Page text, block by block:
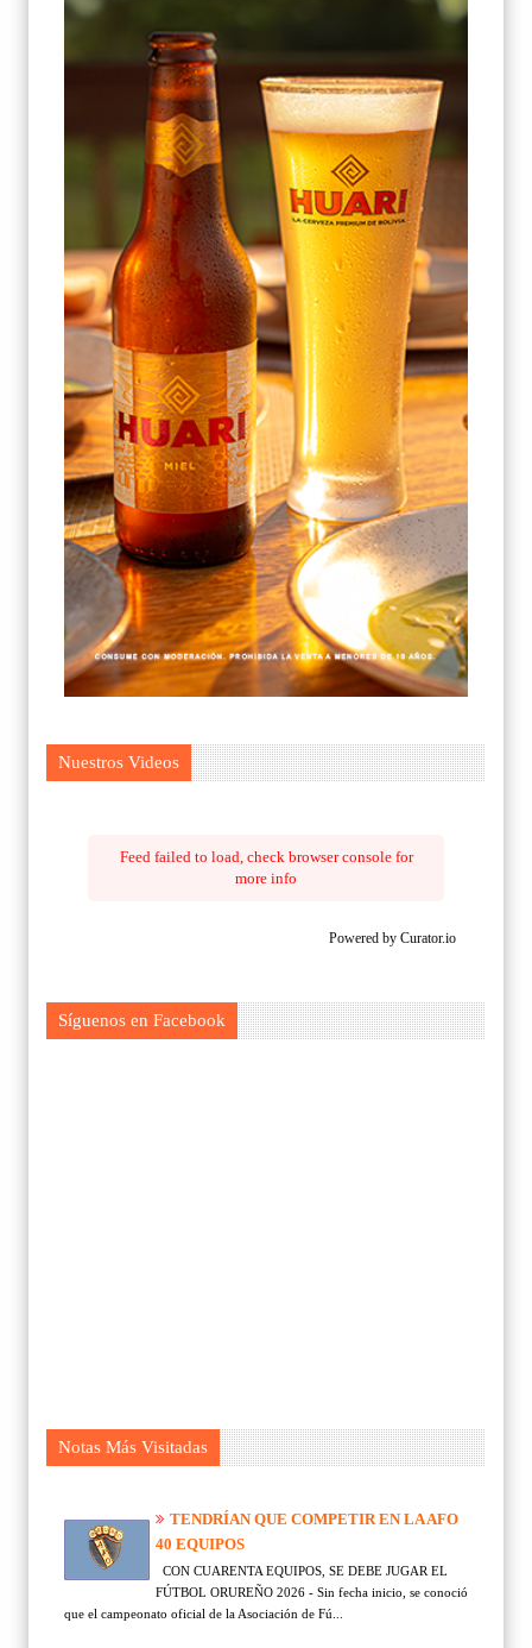
Nuestros Videos
Feed failed to load, check browser console for
more info
Powered by Curator.io
Síguenos en Facebook
Notas Más Visitadas
TENDRÍAN QUE COMPETIR EN LA AFO
40 EQUIPOS
CON CUARENTA EQUIPOS, SE DEBE JUGAR EL
FÚTBOL ORUREÑO 2026 - Sin fecha inicio, se conoció
que el campeonato oficial de la Asociación de Fú...